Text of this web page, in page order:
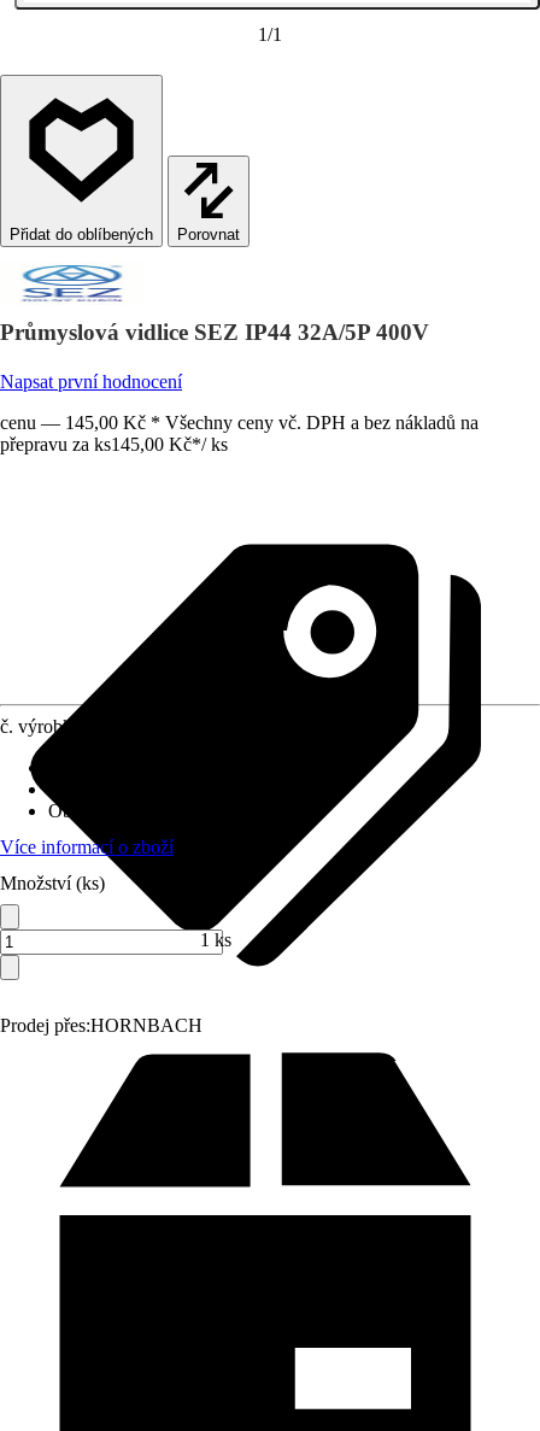
1/1
Porovnat
Průmyslová vidlice SEZ IP44 32A/5P 400V
Napsat první hodnocení
cenu — 145,00 Kč * Všechny ceny vč. DPH a bez nákladů na
přepravu za ks145,00 Kč*/ ks
Prodej přes:HORNBACH
č. výrobku
Obsah
Více informací o zboží
Množství (ks)
1 ks